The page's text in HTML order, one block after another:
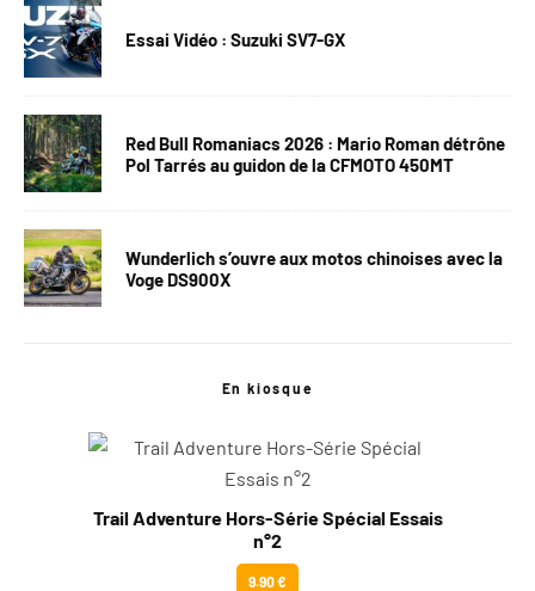
Essai Vidéo : Suzuki SV7-GX
Red Bull Romaniacs 2026 : Mario Roman détrône
Pol Tarrés au guidon de la CFMOTO 450MT
Wunderlich s’ouvre aux motos chinoises avec la
Voge DS900X
En kiosque
Trail Adventure Hors-Série Spécial Essais
n°2
9.90 €